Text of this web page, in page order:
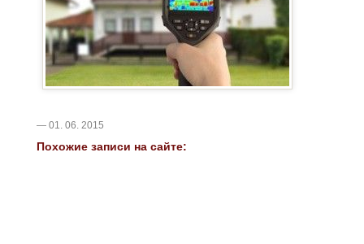
— 01. 06. 2015
Похожие записи на сайте: